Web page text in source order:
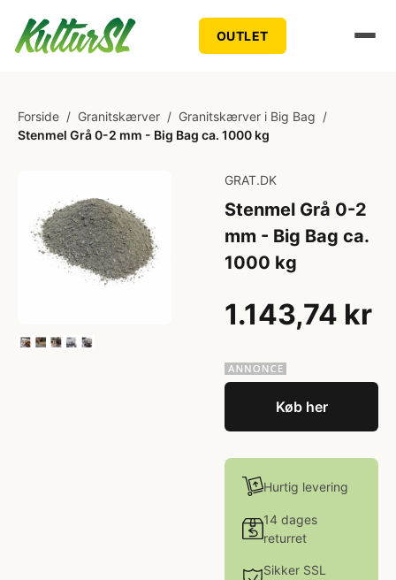
OUTLET
Forside / Granitskærver / Granitskærver i Big Bag /
Stenmel Grå 0-2 mm - Big Bag ca. 1000 kg
GRAT.DK
Stenmel Grå 0-2
mm - Big Bag ca.
1000 kg
1.143,74 kr
Køb her
Hurtig levering
14 dages
returret
Sikker SSL